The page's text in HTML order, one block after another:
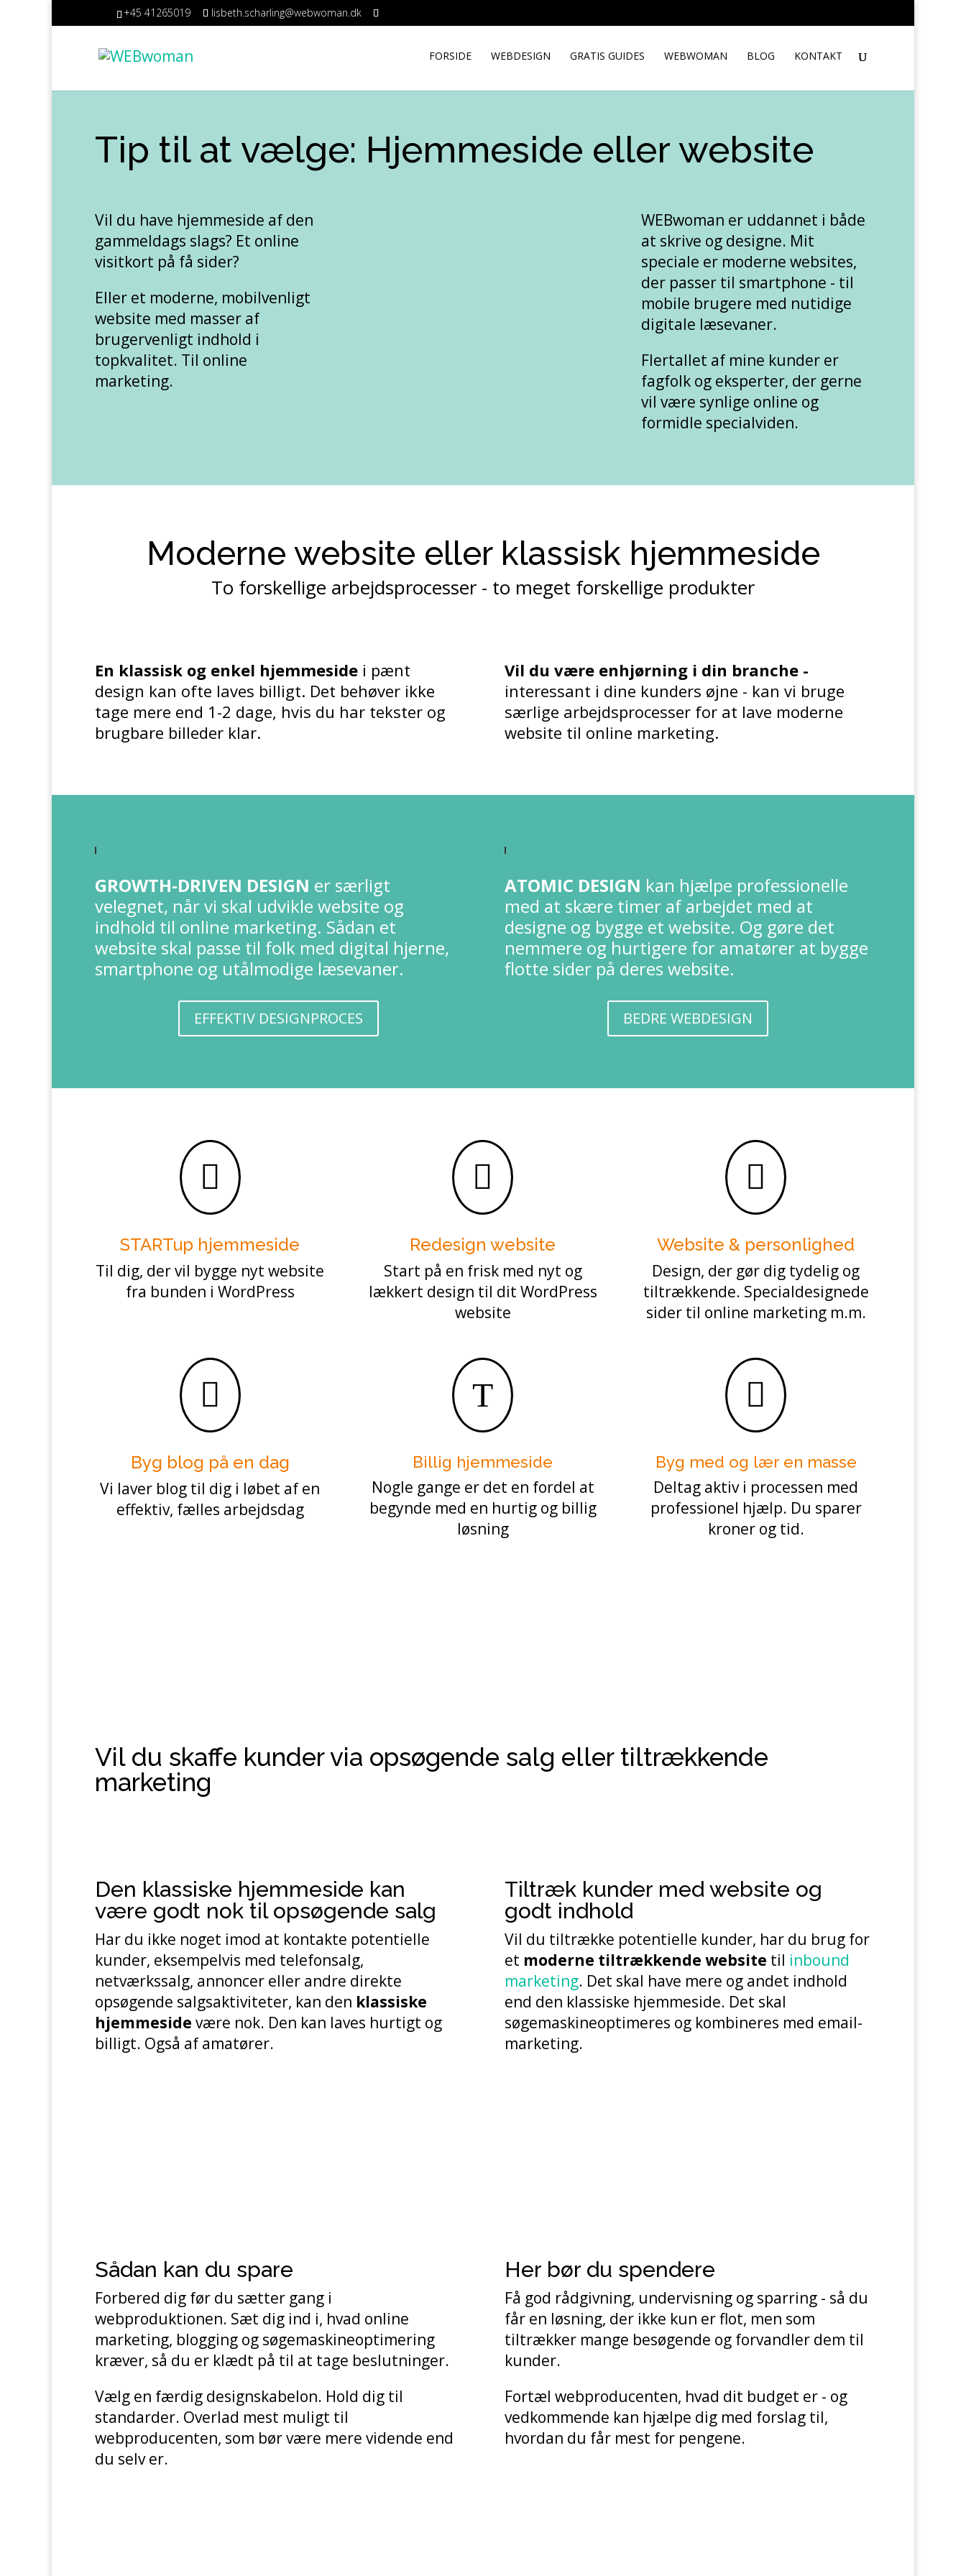
+45 41265019 lisbeth.scharling@webwoman.dk
FORSIDE WEBDESIGN GRATIS GUIDES WEBWOMAN BLOG KONTAKT
Tip til at vælge: Hjemmeside eller website
Vil du have hjemmeside af den
gammeldags slags? Et online
visitkort på få sider?
Eller et moderne, mobilvenligt
website med masser af
brugervenligt indhold i
topkvalitet. Til online
marketing.
WEBwoman er uddannet i både
at skrive og designe. Mit
speciale er moderne websites,
der passer til smartphone - til
mobile brugere med nutidige
digitale læsevaner.
Flertallet af mine kunder er
fagfolk og eksperter, der gerne
vil være synlige online og
formidle specialviden.
Moderne website eller klassisk hjemmeside
To forskellige arbejdsprocesser - to meget forskellige produkter
En klassisk og enkel hjemmeside i pænt
design kan ofte laves billigt. Det behøver ikke
tage mere end 1-2 dage, hvis du har tekster og
brugbare billeder klar.
Vil du være enhjørning i din branche -
interessant i dine kunders øjne - kan vi bruge
særlige arbejdsprocesser for at lave moderne
website til online marketing.
GROWTH-DRIVEN DESIGN er særligt
velegnet, når vi skal udvikle website og
indhold til online marketing. Sådan et
website skal passe til folk med digital hjerne,
smartphone og utålmodige læsevaner.
EFFEKTIV DESIGNPROCES
ATOMIC DESIGN kan hjælpe professionelle
med at skære timer af arbejdet med at
designe og bygge et website. Og gøre det
nemmere og hurtigere for amatører at bygge
flotte sider på deres website.
BEDRE WEBDESIGN

STARTup hjemmeside
Til dig, der vil bygge nyt website
fra bunden i WordPress

Redesign website
Start på en frisk med nyt og
lækkert design til dit WordPress
website

Website & personlighed
Design, der gør dig tydelig og
tiltrækkende. Specialdesignede
sider til online marketing m.m.

Byg blog på en dag
Vi laver blog til dig i løbet af en
effektiv, fælles arbejdsdag
T
Billig hjemmeside
Nogle gange er det en fordel at
begynde med en hurtig og billig
løsning

Byg med og lær en masse
Deltag aktiv i processen med
professionel hjælp. Du sparer
kroner og tid.
Vil du skaffe kunder via opsøgende salg eller tiltrækkende
marketing
Den klassiske hjemmeside kan
være godt nok til opsøgende salg
Har du ikke noget imod at kontakte potentielle
kunder, eksempelvis med telefonsalg,
netværkssalg, annoncer eller andre direkte
opsøgende salgsaktiviteter, kan den klassiske
hjemmeside være nok. Den kan laves hurtigt og
billigt. Også af amatører.
Tiltræk kunder med website og
godt indhold
Vil du tiltrække potentielle kunder, har du brug for
et moderne tiltrækkende website til inbound
marketing. Det skal have mere og andet indhold
end den klassiske hjemmeside. Det skal
søgemaskineoptimeres og kombineres med email-
marketing.
Sådan kan du spare
Forbered dig før du sætter gang i
webproduktionen. Sæt dig ind i, hvad online
marketing, blogging og søgemaskineoptimering
kræver, så du er klædt på til at tage beslutninger.
Vælg en færdig designskabelon. Hold dig til
standarder. Overlad mest muligt til
webproducenten, som bør være mere vidende end
du selv er.
Her bør du spendere
Få god rådgivning, undervisning og sparring - så du
får en løsning, der ikke kun er flot, men som
tiltrækker mange besøgende og forvandler dem til
kunder.
Fortæl webproducenten, hvad dit budget er - og
vedkommende kan hjælpe dig med forslag til,
hvordan du får mest for pengene.